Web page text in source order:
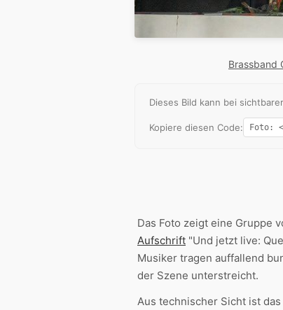
Brassband
Dieses Bild kann bei
Kopiere diesen Code:
Das Foto zeigt eine Gruppe
Aufschrift "Und jetzt live:
Musiker tragen auffallend
der Szene unterstreicht.
Aus technischer Sicht ist